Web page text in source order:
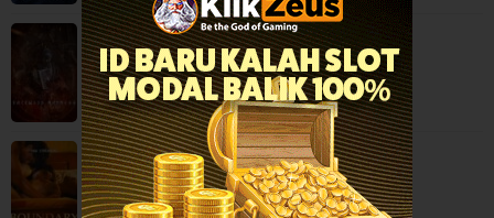
Backwood Madness (2025)
Fantasy, Horror, Movies, Finland
Boundary (2026)
Movies,Romance,